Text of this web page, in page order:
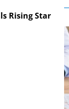
Rising Star